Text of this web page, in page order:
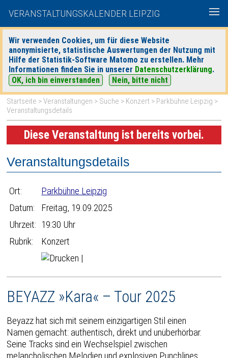
VERANSTALTUNGSKALENDER LEIPZIG
Wir verwenden Cookies, um für diese Website
anonymisierte, statistische Auswertungen der Nutzung mit
Hilfe der Statistik-Software Matomo zu erstellen. Mehr
Informationen finden Sie in unserer Datenschutzerklärung.
OK, ich bin einverstanden
Nein, bitte nicht
heute|morgen| Detaillierte Suche
Startseite >Veranstaltungen > Suche > Konzert > Parkbühne Leipzig >
Veranstaltungsdetails
Diese Veranstaltung ist bereits vorbei.
Veranstaltungsdetails
Ort:
Parkbühne Leipzig
Datum:
Freitag, 19.09.2025
Uhrzeit: 19:30 Uhr
Rubrik:
Konzert
|
BEYAZZ »Kara« – Tour 2025
Beyazz hat sich mit seinem einzigartigen Stil einen
Namen gemacht: authentisch, direkt und unüberhörbar.
Seine Tracks sind ein Wechselspiel zwischen
melancholischen Melodien und explosiven Punchlines